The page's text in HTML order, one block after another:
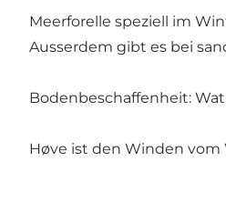
Meerforelle speziell im
Ausserdem gibt es bei
Bodenbeschaffenheit:
Høve ist den Winden vom